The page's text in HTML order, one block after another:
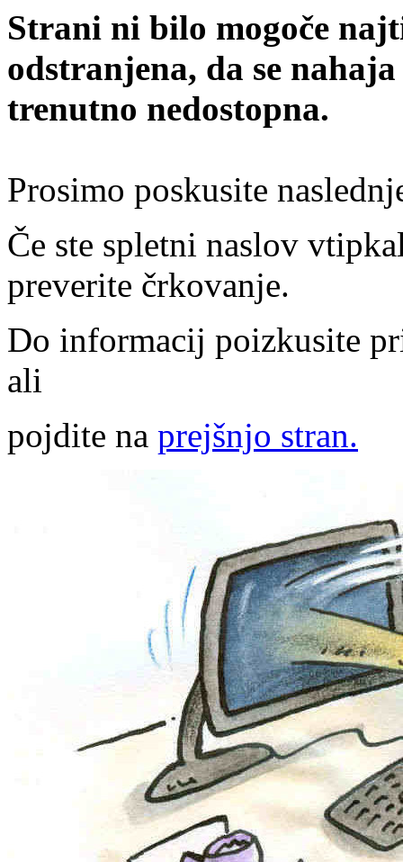
Strani ni bilo mogoče
odstranjena, da se
trenutno nedostopna.
Prosimo poskusite
Če ste spletni naslov
preverite črkovanje.
Do informacij poizkusite
ali
pojdite na prejšnjo stran.